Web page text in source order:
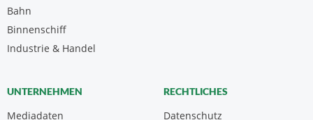
Bahn
Binnenschiff
Industrie & Handel
UNTERNEHMEN
Mediadaten
RECHTLICHES
Datenschutz